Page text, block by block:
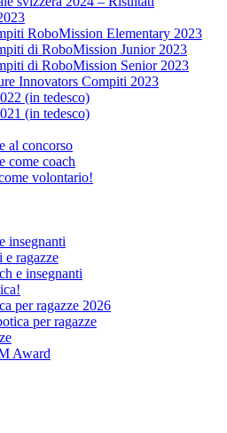
RoboMission Elementary 2023
di RoboMission Junior 2023
di RoboMission Senior 2023
Innovators Compiti 2023
(in tedesco)
(in tedesco)
al concorso
come coach
volontario!
insegnanti
e ragazze
e insegnanti
per ragazze 2026
per ragazze
Award